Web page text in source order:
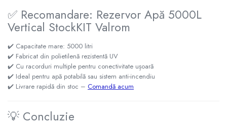
✅ Recomandare: Rezervor Apă 5000L
Vertical StockKIT Valrom
✔️ Capacitate mare: 5000 litri
✔️ Fabricat din polietilenă rezistentă UV
✔️ Cu racorduri multiple pentru conectivitate ușoară
✔️ Ideal pentru apă potabilă sau sistem anti-incendiu
✔️ Livrare rapidă din stoc – Comandă acum
💡 Concluzie